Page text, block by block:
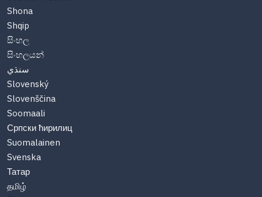
Shona
Shqip
සිංහල
සිංහලයන්
سنڌي
Slovenský
Slovenščina
Soomaali
Српски ћирилиц
Suomalainen
Svenska
Татар
தமிழ்